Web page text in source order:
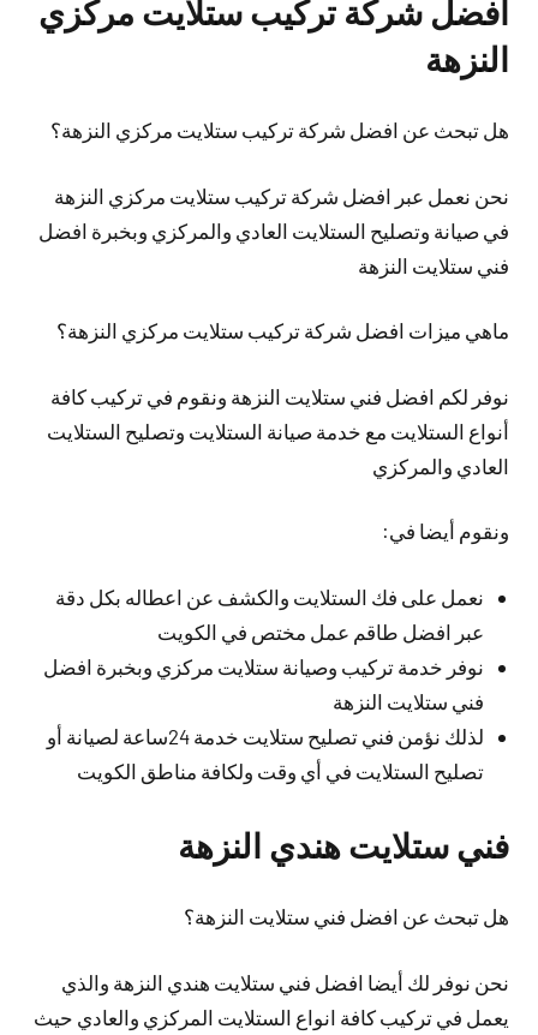
افضل شركة تركيب ستلايت مركزي
النزهة
هل تبحث عن افضل شركة تركيب ستلايت مركزي النزهة؟
نحن نعمل عبر افضل شركة تركيب ستلايت مركزي النزهة
في صيانة وتصليح الستلايت العادي والمركزي وبخبرة افضل
فني ستلايت النزهة
ماهي ميزات افضل شركة تركيب ستلايت مركزي النزهة؟
نوفر لكم افضل فني ستلايت النزهة ونقوم في تركيب كافة
أنواع الستلايت مع خدمة صيانة الستلايت وتصليح الستلايت
العادي والمركزي
ونقوم أيضا في:
نعمل على فك الستلايت والكشف عن اعطاله بكل دقة
عبر افضل طاقم عمل مختص في الكويت
نوفر خدمة تركيب وصيانة ستلايت مركزي وبخبرة افضل
فني ستلايت النزهة
لذلك نؤمن فني تصليح ستلايت خدمة 24ساعة لصيانة أو
تصليح الستلايت في أي وقت ولكافة مناطق الكويت
فني ستلايت هندي النزهة
هل تبحث عن افضل فني ستلايت النزهة؟
نحن نوفر لك أيضا افضل فني ستلايت هندي النزهة والذي
يعمل في تركيب كافة انواع الستلايت المركزي والعادي حيث